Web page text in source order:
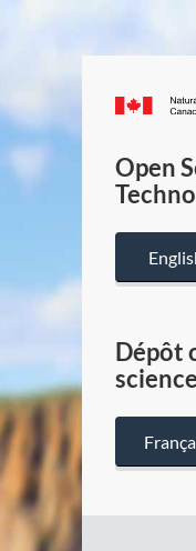
Open
Dépôt